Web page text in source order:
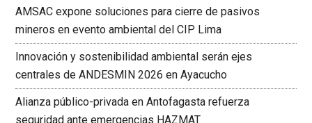
AMSAC expone soluciones para cierre de pasivos
mineros en evento ambiental del CIP Lima
Innovación y sostenibilidad ambiental serán ejes
centrales de ANDESMIN 2026 en Ayacucho
Alianza público-privada en Antofagasta refuerza
seguridad ante emergencias HAZMAT